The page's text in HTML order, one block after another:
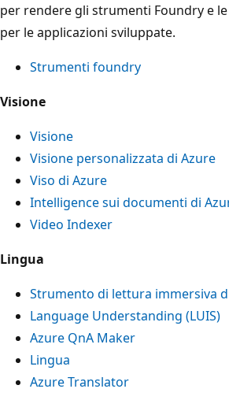
per rendere gli strumenti Foundry e
per le applicazioni sviluppate.
Strumenti foundry
Visione
Visione
Visione personalizzata di Azure
Viso di Azure
Intelligence sui documenti di
Video Indexer
Lingua
Strumento di lettura immersiva
Language Understanding (LUIS)
Azure QnA Maker
Lingua
Azure Translator